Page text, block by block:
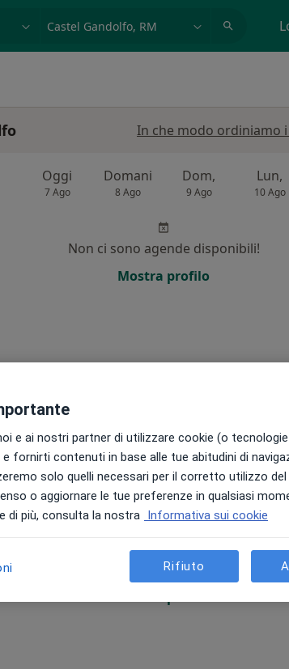
In che modo ordiniamo
Oggi
7 Ago
Domani
8 Ago
Dom,
9 Ago
Lun,
10 Ago
Non ci sono agende disponibili!
Mostra profilo
Oggi
7 Ago
Domani
8 Ago
Dom,
9 Ago
Lun,
10 Ago
Non ci sono agende disponibili!
e ai nostri partner di utilizzare cookie (o
fornirti contenuti in base alle tue abitudini di
solo quelli necessari per il corretto utilizzo
o aggiornare le tue preferenze in qualsiasi
di più, consulta la nostra Informativa sui cookie
Rifiuto